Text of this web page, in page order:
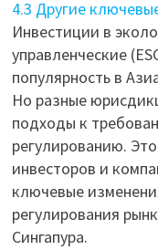
4.3 Другие
Инвестиции в
управленческие
популярность в
Но разные
подходы к
регулированию.
инвесторов и
ключевые
регулирования
Сингапура.